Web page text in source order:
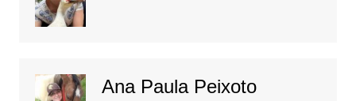
Ana Paula Peixoto